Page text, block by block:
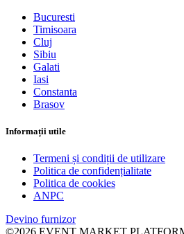
Bucuresti
Timisoara
Cluj
Sibiu
Galati
Iasi
Constanta
Brasov
Informații utile
Termeni și condiții de utilizare
Politica de confidențialitate
Politica de cookies
ANPC
Devino furnizor